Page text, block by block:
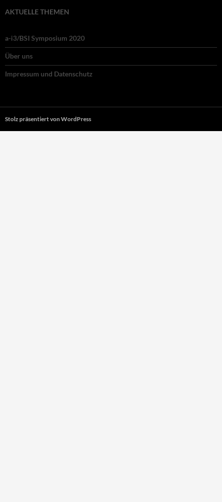
AKTUELLE THEMEN
a-i3/BSI Symposium 2020
Über uns
Impressum und Datenschutz
Stolz präsentiert von WordPress